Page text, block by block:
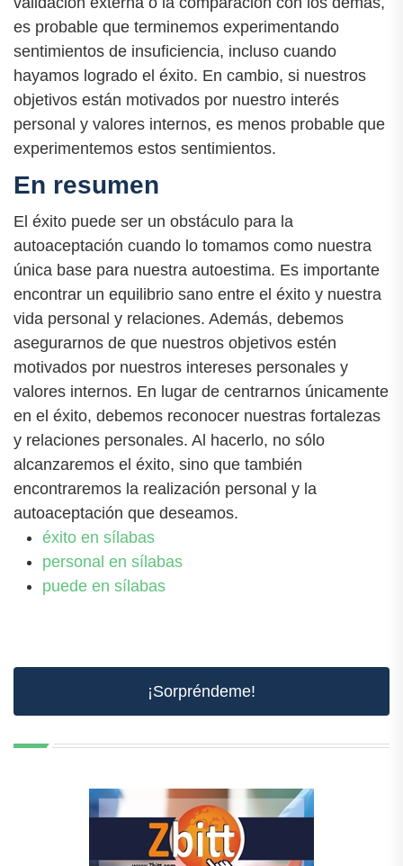
es probable que terminemos experimentando
sentimientos de insuficiencia, incluso cuando
hayamos logrado el éxito. En cambio, si nuestros
objetivos están motivados por nuestro interés
personal y valores internos, es menos probable que
experimentemos estos sentimientos.
En resumen
El éxito puede ser un obstáculo para la
autoaceptación cuando lo tomamos como nuestra
única base para nuestra autoestima. Es importante
encontrar un equilibrio sano entre el éxito y nuestra
vida personal y relaciones. Además, debemos
asegurarnos de que nuestros objetivos estén
motivados por nuestros intereses personales y
valores internos. En lugar de centrarnos únicamente
en el éxito, debemos reconocer nuestras fortalezas
y relaciones personales. Al hacerlo, no sólo
alcanzaremos el éxito, sino que también
encontraremos la realización personal y la
autoaceptación que deseamos.
éxito en sílabas
personal en sílabas
puede en sílabas
¡Sorpréndeme!